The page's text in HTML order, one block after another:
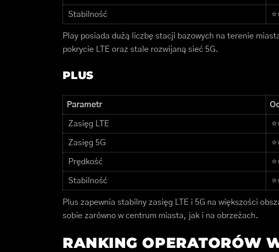
Stabilność
Play posiada dużą liczbę stacji bazowych na terenie
pokrycie LTE oraz stale rozwijaną sieć 5G.
PLUS
Parametr
Zasięg LTE
Zasięg 5G
Prędkość
Stabilność
Plus zapewnia stabilny zasięg LTE i 5G na większości
sobie zarówno w centrum miasta, jak i na obrzeżach.
RANKING OPERATORÓW